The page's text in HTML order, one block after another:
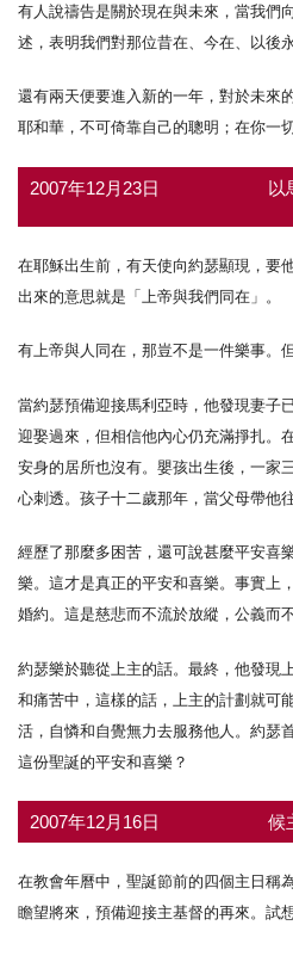
有人說禱告是關於現在與未來，當我們
述，表明我們對那位昔在、今在、以後
還有兩天便要進入新的一年，對於未來
耶和華，不可倚靠自己的聰明；在你一
2007年12月23日 以
在耶穌出生前，有天使向約瑟顯現，要
出來的意思就是「上帝與我們同在」。
有上帝與人同在，那豈不是一件樂事。
當約瑟預備迎接馬利亞時，他發現妻子
迎娶過來，但相信他內心仍充滿掙扎。
安身的居所也沒有。嬰孩出生後，一家
心刺透。孩子十二歲那年，當父母帶他
經歷了那麼多困苦，還可說甚麼平安喜
樂。這才是真正的平安和喜樂。事實上
婚約。這是慈悲而不流於放縱，公義而
約瑟樂於聽從上主的話。最終，他發現
和痛苦中，這樣的話，上主的計劃就可
活，自憐和自覺無力去服務他人。約瑟
這份聖誕的平安和喜樂？
2007年12月16日 候
在教會年曆中，聖誕節前的四個主日稱
瞻望將來，預備迎接主基督的再來。試